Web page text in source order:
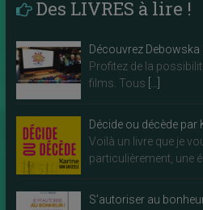
Des LIVRES à lire !
Découvrez
Profitez de la
films. Tous
Décide ou décède par
Voilà un livre que je
particulièrement, une
S’autoriser au